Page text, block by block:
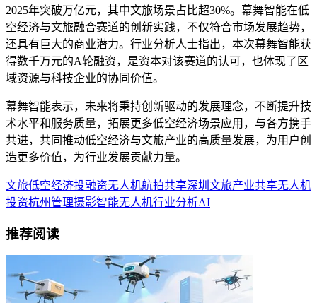
2025年突破万亿元，其中文旅场景占比超30%。幕舞智能在低
空经济与文旅融合赛道的创新实践，不仅符合市场发展趋势，
还具有巨大的商业潜力。行业分析人士指出，本次幕舞智能获
得数千万元的A轮融资，是资本对该赛道的认可，也体现了区
域资源与科技企业的协同价值。
幕舞智能表示，未来将秉持创新驱动的发展理念，不断提升技
术水平和服务质量，拓展更多低空经济场景应用，与各方携手
共进，共同推动低空经济与文旅产业的高质量发展，为用户创
造更多价值，为行业发展贡献力量。
文旅低空经济投融资无人机航拍共享深圳 文旅产业共享无人机
投资杭州 管理摄影智能无人机行业分析AI
推荐阅读